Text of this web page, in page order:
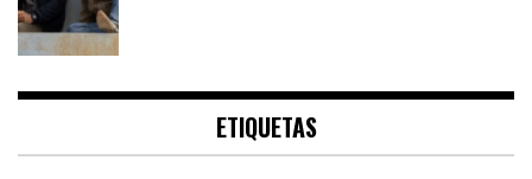
ETIQUETAS